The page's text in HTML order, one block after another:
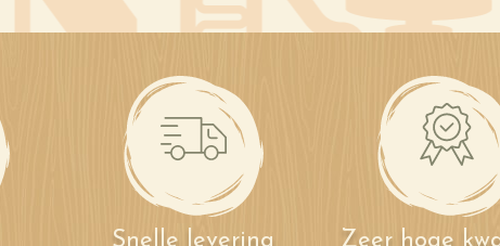
Snelle levering Zeer hoge